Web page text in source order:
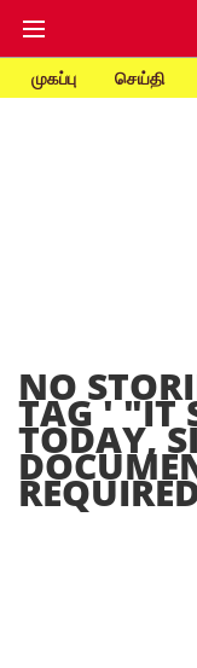
முகப்பு செய்தி
NO
TAG '"IT
TODAY,